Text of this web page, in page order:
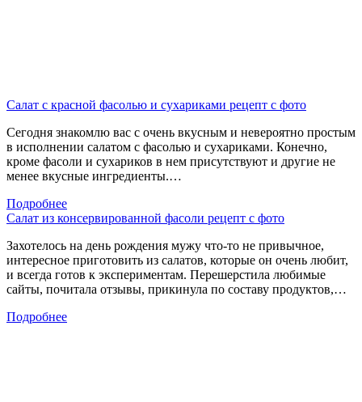
Салат с красной фасолью и сухариками рецепт с фото
Сегодня знакомлю вас с очень вкусным и невероятно простым
в исполнении салатом с фасолью и сухариками. Конечно,
кроме фасоли и сухариков в нем присутствуют и другие не
менее вкусные ингредиенты.…
Подробнее
Салат из консервированной фасоли рецепт с фото
Захотелось на день рождения мужу что-то не привычное,
интересное приготовить из салатов, которые он очень любит,
и всегда готов к экспериментам. Перешерстила любимые
сайты, почитала отзывы, прикинула по составу продуктов,…
Подробнее